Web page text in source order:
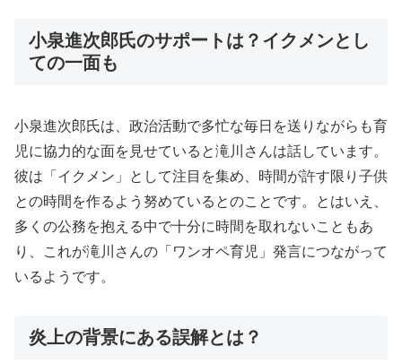
小泉進次郎氏のサポートは？イクメンとし
ての一面も
小泉進次郎氏は、政治活動で多忙な毎日を送りながらも育
児に協力的な面を見せていると滝川さんは話しています。
彼は「イクメン」として注目を集め、時間が許す限り子供
との時間を作るよう努めているとのことです。とはいえ、
多くの公務を抱える中で十分に時間を取れないこともあ
り、これが滝川さんの「ワンオペ育児」発言につながって
いるようです。
炎上の背景にある誤解とは？